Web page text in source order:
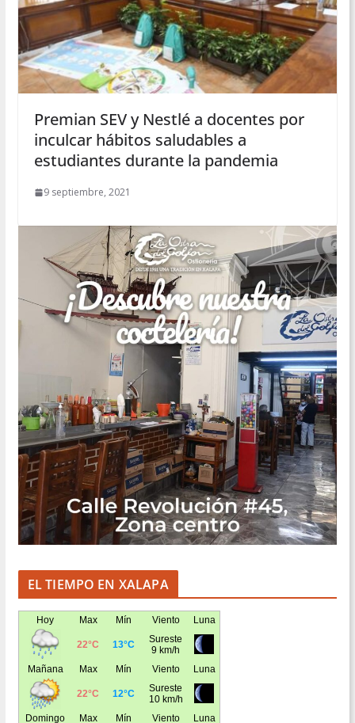
Premian SEV y Nestlé a docentes por
inculcar hábitos saludables a
estudiantes durante la pandemia
9 septiembre, 2021
EL TIEMPO EN XALAPA